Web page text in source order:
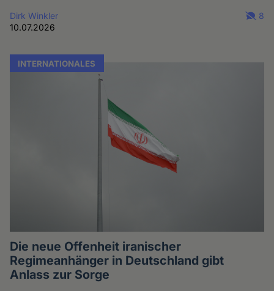
Dirk Winkler
10.07.2026
8
INTERNATIONALES
Die neue Offenheit iranischer
Regimeanhänger in Deutschland gibt
Anlass zur Sorge